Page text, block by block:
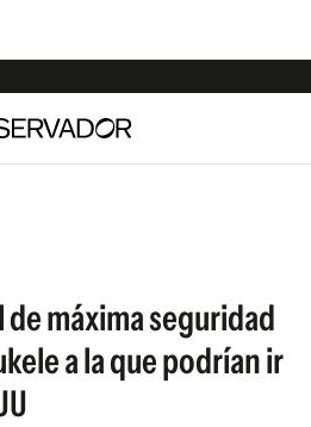
de máxima seguridad
a la que podrían ir